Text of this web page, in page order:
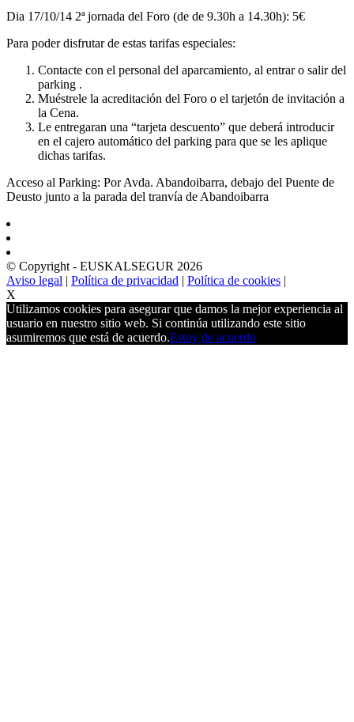
Dia 17/10/14 2ª jornada del Foro (de de 9.30h a 14.30h): 5€
Para poder disfrutar de estas tarifas especiales:
Contacte con el personal del aparcamiento, al entrar o salir del
parking .
Muéstrele la acreditación del Foro o el tarjetón de invitación a
la Cena.
Le entregaran una “tarjeta descuento” que deberá introducir
en el cajero automático del parking para que se les aplique
dichas tarifas.
Acceso al Parking: Por Avda. Abandoibarra, debajo del Puente de
Deusto junto a la parada del tranvía de Abandoibarra
© Copyright - EUSKALSEGUR 2026
Aviso legal | Política de privacidad | Política de cookies |
X
Utilizamos cookies para asegurar que damos la mejor experiencia al
usuario en nuestro sitio web. Si continúa utilizando este sitio
asumiremos que está de acuerdo.Estoy de acuerdo